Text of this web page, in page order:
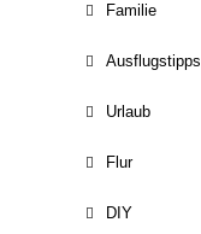
Familie
Ausflugstipps
Urlaub
Flur
DIY